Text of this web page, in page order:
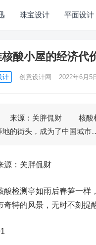
珠宝设计 平面设计
酸小屋的经济代
计 创意设计网 2022年6月5
源：关胖侃财 核酸检测
地的街头，成为了中国城市
：关胖侃财
酸检测亭如雨后春笋一样
奇特的风景， 无时不刻提